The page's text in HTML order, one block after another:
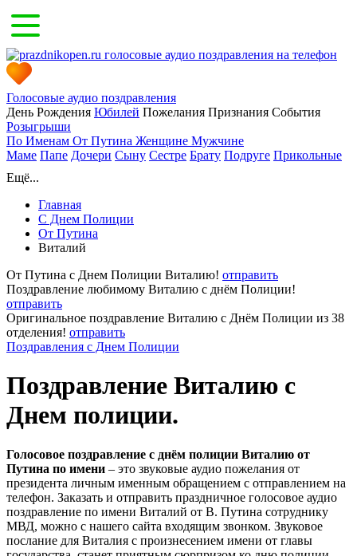
Голосовые аудио поздравления
День Рождения Юбилей Пожелания Признания События
Розыгрыши
По Именам От Путина Женщине Мужчине
Маме Папе Дочери Сыну Сестре Брату Подруге Прикольные
Ещё...
Главная
С Днем Полиции
От Путина
Виталий
От Путина с Днем Полиции Виталию! отправить
Поздравление любимому Виталию с днём Полиции!
отправить
Оригинальное поздравление Виталию с Днём Полиции из 38
отделения! отправить
Поздравления с Днем Полиции
Поздравление Виталию с
Днем полиции.
Голосовое поздравление с днём полиции Виталию от
Путина по имени – это звуковые аудио пожелания от
президента личным именным обращением с отправлением на
телефон. Заказать и отправить праздничное голосовое аудио
поздравление по имени Виталий от В. Путина сотруднику
МВД, можно с нашего сайта входящим звонком. Звуковое
послание для Виталия с произнесением имени от главы